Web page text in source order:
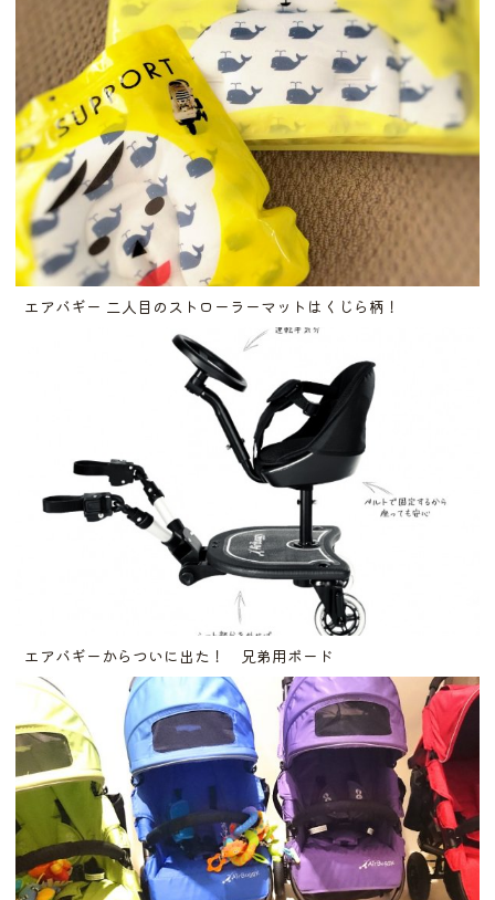
エアバギー 二人目のストローラーマットはくじら柄！
エアバギーからついに出た！ 兄弟用ボード